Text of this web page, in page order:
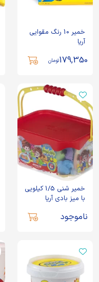
خمیر 10 رنگ مقوایی
آریا
179,350تومان
خمیر شنی 1/5 کیلویی
با میز بادی آریا
ناموجود